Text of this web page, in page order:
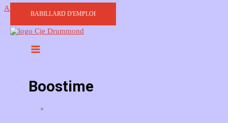
Aller au contenu
BABILLARD D'EMPLOI
Boostime